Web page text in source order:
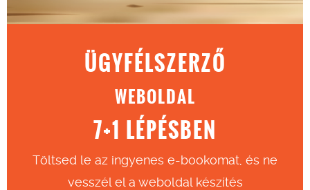
ÜGYFÉLSZERZŐ
WEBOLDAL
7+1 LÉPÉSBEN
Töltsed le az ingyenes e-bookomat, és ne
vesszél el a weboldal készítés